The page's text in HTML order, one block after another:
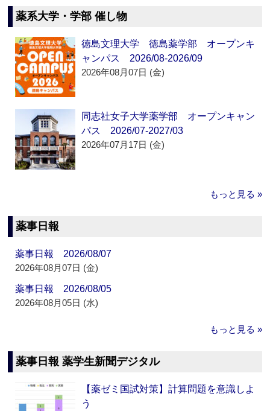
薬系大学・学部 催し物
徳島文理大学 徳島薬学部 オープンキ
ャンパス 2026/08-2026/09
2026年08月07日 (金)
同志社女子大学薬学部 オープンキャン
パス 2026/07-2027/03
2026年07月17日 (金)
もっと見る »
薬事日報
薬事日報 2026/08/07
2026年08月07日 (金)
薬事日報 2026/08/05
2026年08月05日 (水)
もっと見る »
薬事日報 薬学生新聞デジタル
【薬ゼミ国試対策】計算問題を意識しよ
う